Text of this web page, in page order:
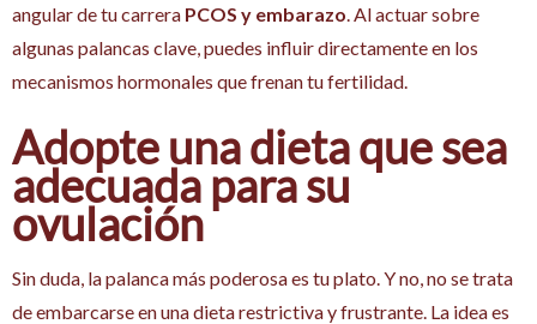
angular de tu carrera PCOS y embarazo . Al actuar sobre
algunas palancas clave, puedes influir directamente en los
mecanismos hormonales que frenan tu fertilidad.
Adopte una dieta que sea
adecuada para su
ovulación
Sin duda, la palanca más poderosa es tu plato. Y no, no se trata
de embarcarse en una dieta restrictiva y frustrante. La idea es